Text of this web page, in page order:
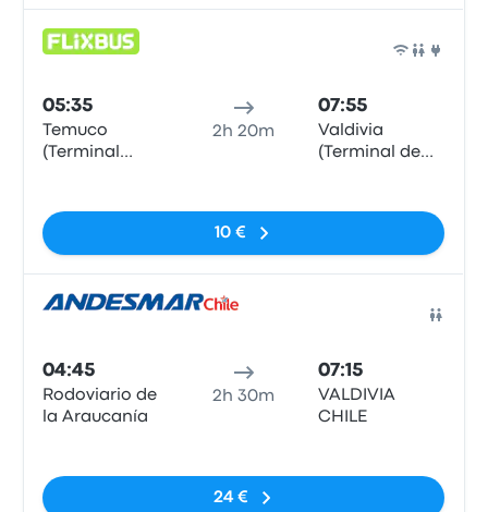
05:35
Temuco
(Terminal
2h 20m
07:55
Valdivia
(Terminal de
10 €
04:45
Rodoviario de
la Araucanía
2h 30m
07:15
VALDIVIA
CHILE
24 €